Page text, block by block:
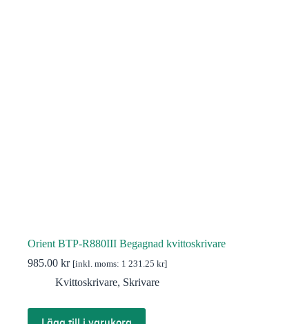
Orient BTP-R880III Begagnad kvittoskrivare
985.00 kr [inkl. moms: 1 231.25 kr]
Kvittoskrivare, Skrivare